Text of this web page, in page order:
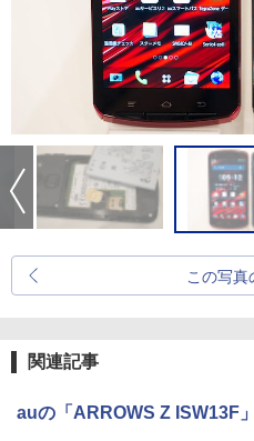
この写真
関連記事
auの「ARROWS Z ISW13F